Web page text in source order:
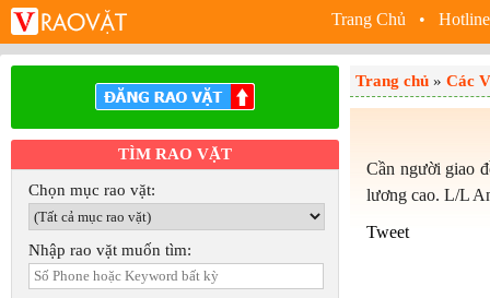
Trang Chủ •
TÌM RAO VẶT
Chọn mục rao vặt:
Nhập rao vặt muốn tìm:
Trang chủ » Các
Cần người giao
lương cao. L/L
Tweet